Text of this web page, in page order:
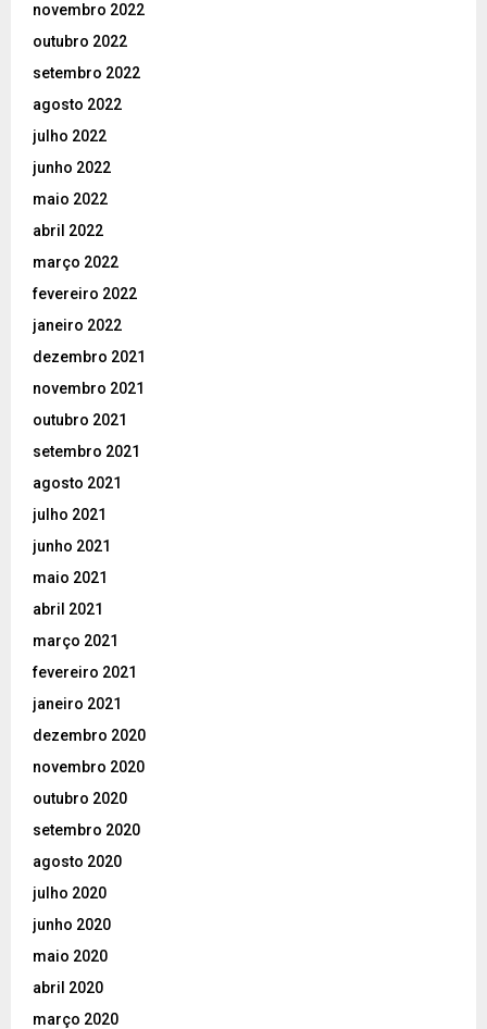
novembro 2022
outubro 2022
setembro 2022
agosto 2022
julho 2022
junho 2022
maio 2022
abril 2022
março 2022
fevereiro 2022
janeiro 2022
dezembro 2021
novembro 2021
outubro 2021
setembro 2021
agosto 2021
julho 2021
junho 2021
maio 2021
abril 2021
março 2021
fevereiro 2021
janeiro 2021
dezembro 2020
novembro 2020
outubro 2020
setembro 2020
agosto 2020
julho 2020
junho 2020
maio 2020
abril 2020
março 2020